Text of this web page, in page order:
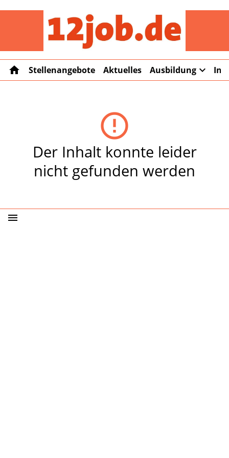
home Stellenangebote Aktuelles Ausbildung expand_more
error_outline
Der Inhalt konnte leider
nicht gefunden werden
menu